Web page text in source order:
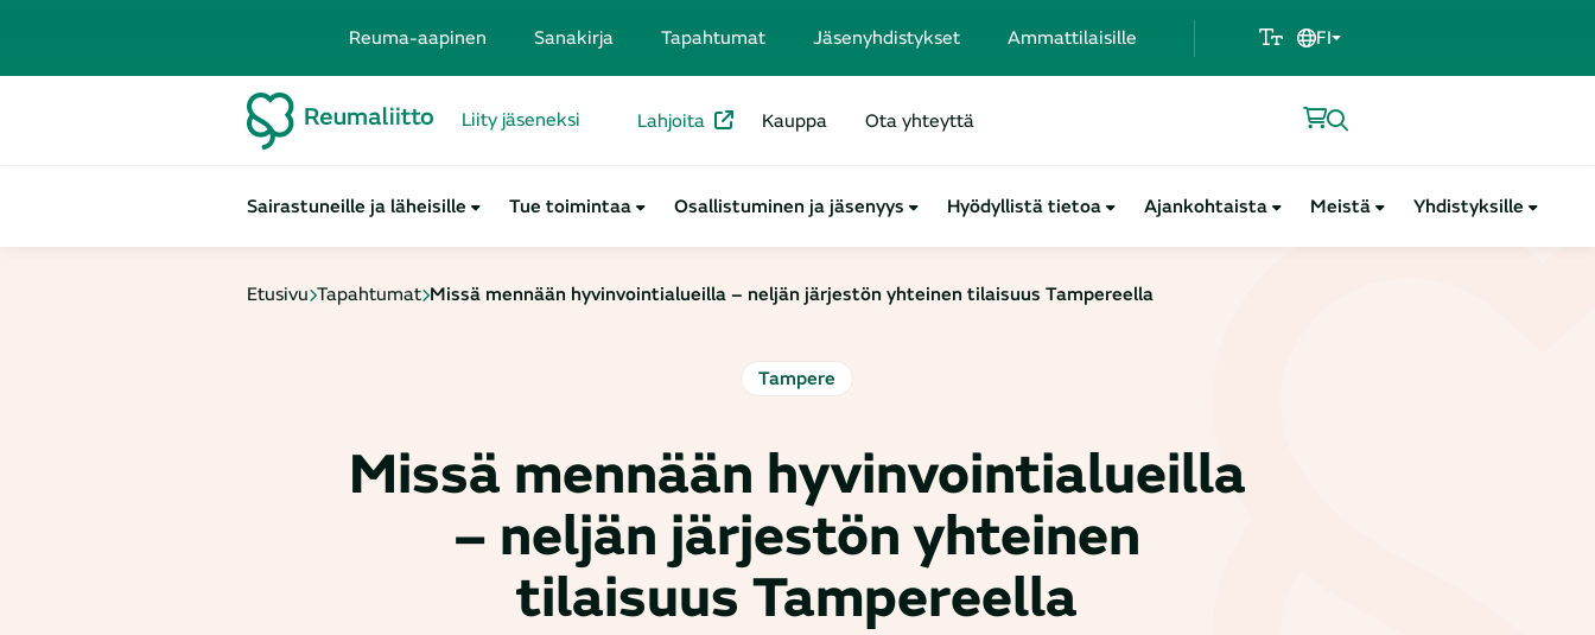
Reuma-aapinen Sanakirja Tapahtumat Jäsenyhdistykset Ammattilaisille FI
Liity jäseneksi Lahjoita Kauppa Ota yhteyttä
Sairastuneille ja läheisille Tue toimintaa Osallistuminen ja jäsenyys Hyödyllistä tietoa Ajankohtaista Meistä Yhdistyksille
Etusivu Tapahtumat Missä mennään hyvinvointialueilla – neljän järjestön yhteinen tilaisuus Tampereella
Tampere
Missä mennään hyvinvointialueilla
– neljän järjestön yhteinen
tilaisuus Tampereella